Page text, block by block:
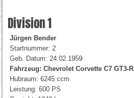
Division 1
Jürgen Bender
Startnummer: 2
Geb. Datum: 24.02.1959
Fahrzeug: Chevrolet Corvette C7 GT3-R
Hubraum: 6245 ccm
Leistung: 600 PS